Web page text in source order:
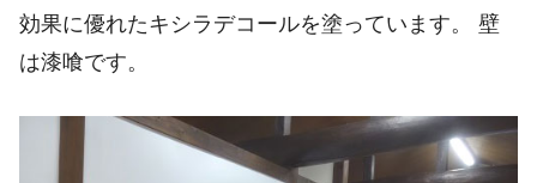
効果に優れたキシラデコールを塗っています。 壁
は漆喰です。